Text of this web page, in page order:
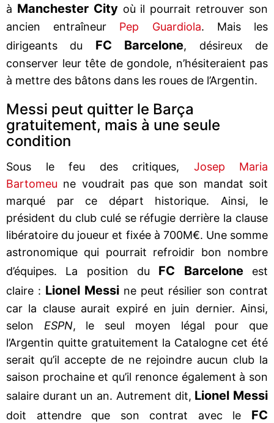
à Manchester Cityoù il pourrait retrouver son
ancien entraîneur Pep Guardiola. Mais les
dirigeants du FC Barcelone, désireux de
conserver leur tête de gondole, n’hésiteraient pas
à mettre des bâtons dans les roues de l’Argentin.
Messi peut quitter le Barça
gratuitement, mais à une seule
condition
Sous le feu des critiques, Josep Maria
Bartomeu ne voudrait pas que son mandat soit
marqué par ce départ historique. Ainsi, le
président du club culé se réfugie derrière la clause
libératoire du joueur et fixée à 700M€. Une somme
astronomique qui pourrait refroidir bon nombre
d’équipes. La position du FC Barceloneest
claire : Lionel Messi ne peut résilier son contrat
car la clause aurait expiré en juin dernier. Ainsi,
selon ESPN, le seul moyen légal pour que
l’Argentin quitte gratuitement la Catalogne cet été
serait qu’il accepte de ne rejoindre aucun club la
saison prochaine et qu’il renonce également à son
salaire durant un an. Autrement dit, Lionel Messi
doit attendre que son contrat avec le FC